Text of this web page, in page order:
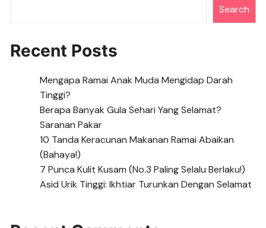
Search
Recent Posts
Mengapa Ramai Anak Muda Mengidap Darah
Tinggi?
Berapa Banyak Gula Sehari Yang Selamat?
Saranan Pakar
10 Tanda Keracunan Makanan Ramai Abaikan
(Bahaya!)
7 Punca Kulit Kusam (No.3 Paling Selalu Berlaku!)
Asid Urik Tinggi: Ikhtiar Turunkan Dengan Selamat